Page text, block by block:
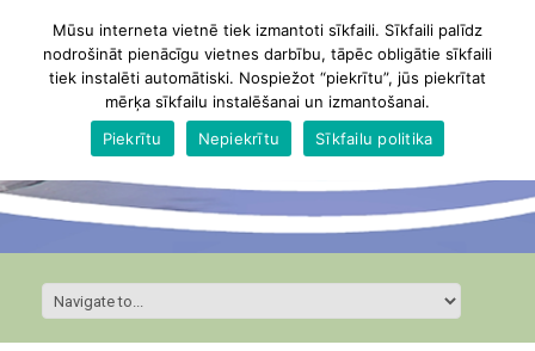
Mūsu interneta vietnē tiek izmantoti sīkfaili. Sīkfaili palīdz
nodrošināt pienācīgu vietnes darbību, tāpēc obligātie sīkfaili
tiek instalēti automātiski. Nospiežot “piekrītu”, jūs piekrītat
mērķa sīkfailu instalēšanai un izmantošanai.
Piekrītu
Nepiekrītu Sīkfailu politika